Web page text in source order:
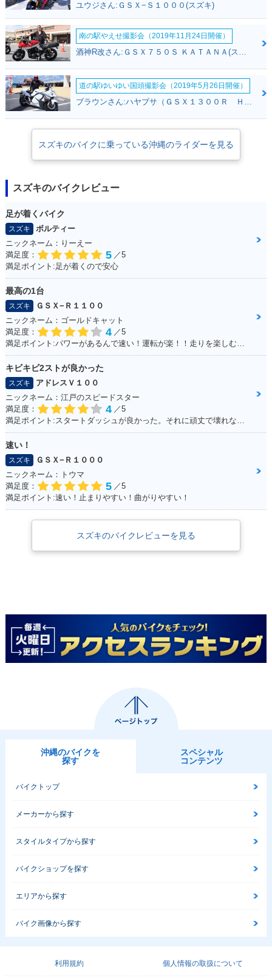
ユウジさん:ＧＳＸ−Ｓ１０００(スズキ)
南の駅やえせ撮影会（2019年11月24日開催）
道の駅ゆいゆい国頭撮影会（2019年5月26日開催）
ブラウンさん:ハヤブサ（ＧＳＸ１３００Ｒ Ｈａｙａｂｕｓａ）(スズキ)
スズキのバイクに乗っている沖縄のライダーを見る
スズキのバイクレビュー
足が着くバイク
スズキ
ボルティー
ニックネーム：りーえー
満足度：
5 ／5
満足ポイント:足が着くので安心
最高の1台
スズキ
ＧＳＸ−Ｒ１１００
ニックネーム：ゴールドキャット
満足度：
4 ／5
キビキビ2ストが良かった
スズキ
アドレスＶ１００
ニックネーム：江戸のスピードスター
満足度：
4 ／5
速い！
スズキ
ＧＳＸ−Ｒ１０００
ニックネーム：トウマ
満足度：
5 ／5
満足ポイント:速い！止まりやすい！曲がりやすい！
スズキのバイクレビューを見る
沖縄のバイクを
探す
スペシャル
コンテンツ
バイクトップ
メーカーから探す
スタイルタイプから探す
バイクショップを探す
エリアから探す
バイク画像から探す
利用規約 個人情報の取扱について